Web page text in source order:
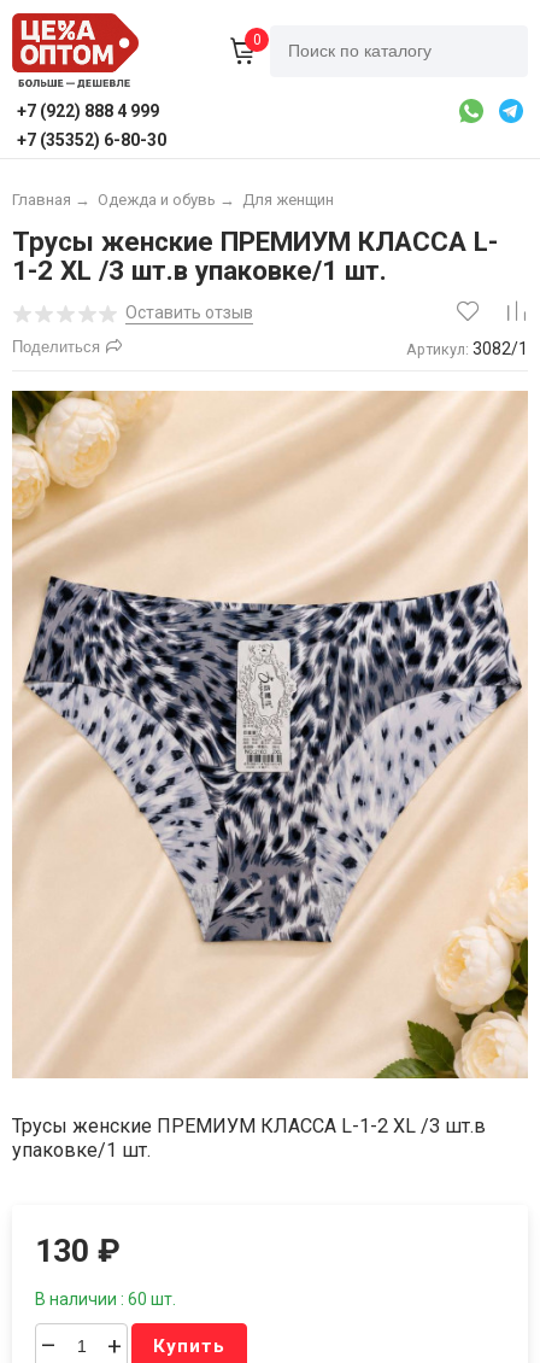
0
+7 (922) 888 4 999
+7 (35352) 6-80-30
Главная → Одежда и обувь → Для женщин
Трусы женские ПРЕМИУМ КЛАССА L-
1-2 XL /3 шт.в упаковке/1 шт.
Оставить отзыв
Поделиться Артикул: 3082/1
Трусы женские ПРЕМИУМ КЛАССА L-1-2 XL /3 шт.в
упаковке/1 шт.
130₽
В наличии : 60 шт.
– + Купить